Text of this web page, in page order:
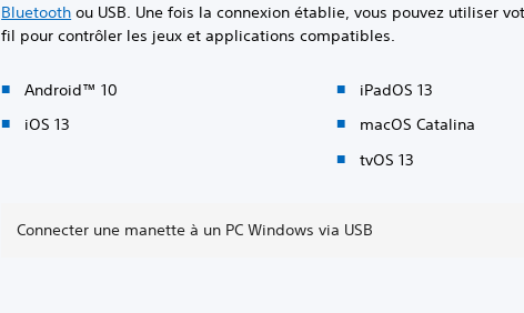
Bluetooth ou USB. Une fois la connexion établie, vous pouvez utiliser
fil pour contrôler les jeux et applications compatibles.
Android™ 10
iOS 13
iPadOS 13
macOS Catalina
tvOS 13
Connecter une manette à un PC Windows via USB